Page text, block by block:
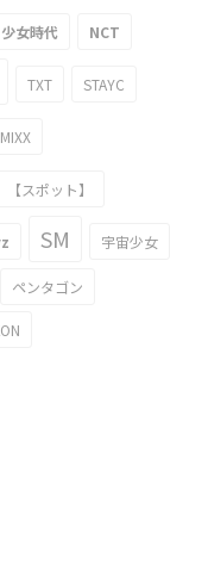
少女時代 NCT
TXT STAYC
【スポット】
SM 宇宙少女
ペンタゴン